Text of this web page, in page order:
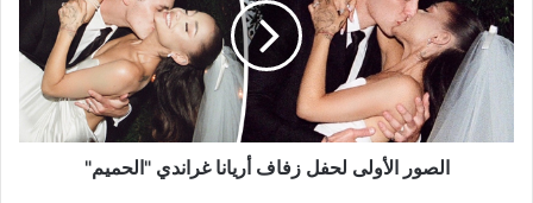
زفاف
أريانا
غراندي
"الحميم"
الصور الأولى لحفل زفاف أريانا غراندي "الحميم"